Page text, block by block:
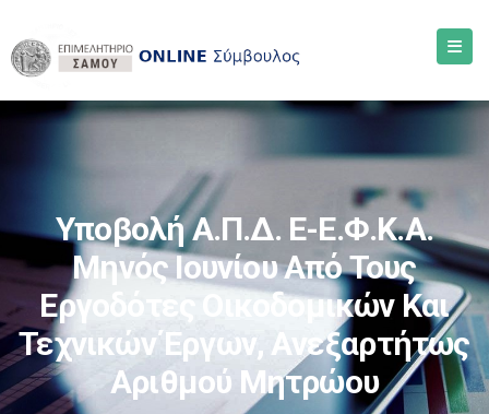
Υποβολή Α.Π.Δ. E-Ε.Φ.Κ.Α.
Μηνός Ιουνίου Από Τους
Εργοδότες Οικοδομικών Και
Τεχνικών Έργων, Ανεξαρτήτως
Αριθμού Μητρώου